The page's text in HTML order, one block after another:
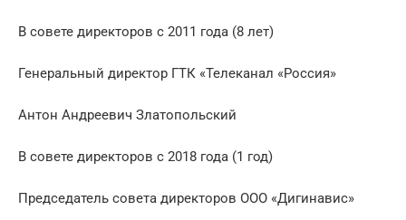
В совете директоров с 2011 года (8 лет)
Генеральный директор ГТК «Телеканал «Россия»
Антон Андреевич Златопольский
В совете директоров с 2018 года (1 год)
Председатель совета директоров ООО «Дигинавис»